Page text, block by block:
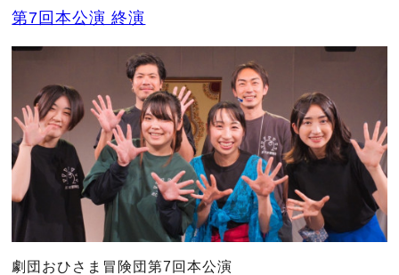
第7回本公演 終演
劇団おひさま冒険団第7回本公演